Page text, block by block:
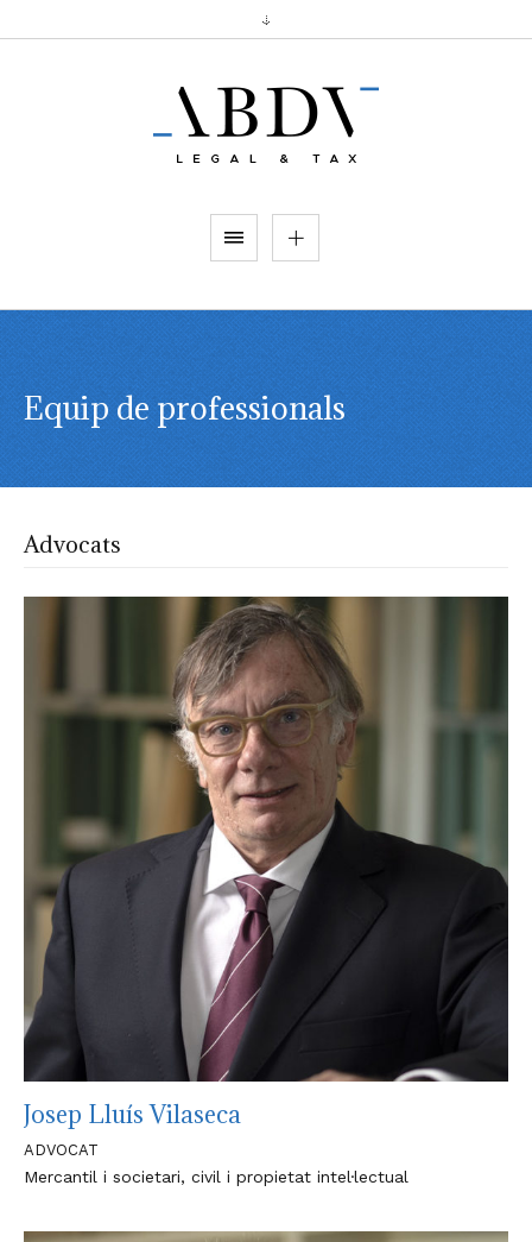
Equip de professionals
Advocats
Josep Lluís Vilaseca
ADVOCAT
Mercantil i societari, civil i propietat intel·lectual